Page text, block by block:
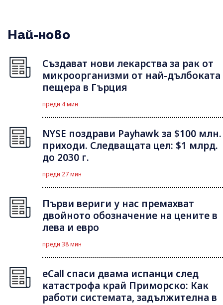
Най-ново
Създават нови лекарства за рак от
микроорганизми от най-дълбоката
пещера в Гърция
преди 4 мин
NYSE поздрави Payhawk за $100 млн.
приходи. Следващата цел: $1 млрд.
до 2030 г.
преди 27 мин
Първи вериги у нас премахват
двойното обозначение на цените в
лева и евро
преди 38 мин
eCall спаси двама испанци след
катастрофа край Приморско: Как
работи системата, задължителна в